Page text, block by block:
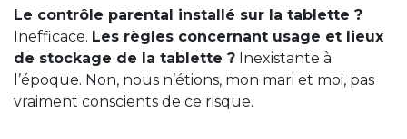
Le contrôle parental installé sur la tablette ?
Inefficace. Les règles concernant usage et lieux
de stockage de la tablette ? Inexistante à
l’époque. Non, nous n’étions, mon mari et moi, pas
vraiment conscients de ce risque.